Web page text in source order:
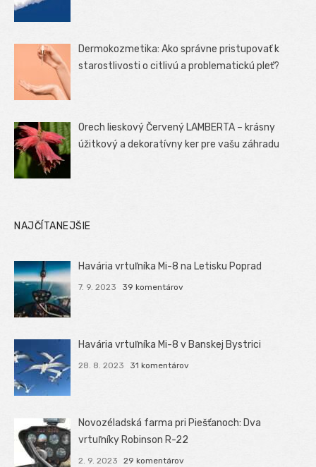
Dermokozmetika: Ako správne pristupovať k
starostlivosti o citlivú a problematickú pleť?
Orech lieskový Červený LAMBERTA – krásny
úžitkový a dekoratívny ker pre vašu záhradu
NAJČÍTANEJŠIE
Havária vrtuľníka Mi-8 na Letisku Poprad
7. 9. 2023 39 komentárov
Havária vrtuľníka Mi-8 v Banskej Bystrici
28. 8. 2023 31 komentárov
Novozéladská farma pri Piešťanoch: Dva
vrtuľníky Robinson R-22
2. 9. 2023 29 komentárov